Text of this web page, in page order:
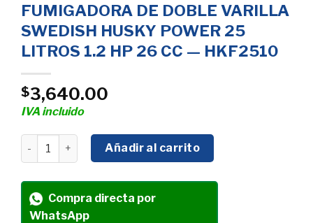
FUMIGADORA DE DOBLE VARILLA
SWEDISH HUSKY POWER 25
LITROS 1.2 HP 26 CC — HKF2510
$3,640.00
IVA incluido
FUMIGADORA DE DOBLE VARILLA SWEDISH HUSKY
Añadir al carrito
Compra directa por
WhatsApp